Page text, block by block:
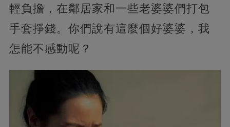
輕負擔，在鄰居家和一些老婆婆們打包
手套掙錢。你們說有這麼個好婆婆，我
怎能不感動呢？